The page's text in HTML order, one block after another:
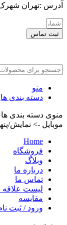
آدرس :تهران شهرک
ثبت تماس
منو
دسته بندی ها
منوی دسته بندی
موبایل -> نمایش/
Home
فروشگاه
وبلاگ
درباره ما
تماس ما
لیست علاقه
مقایسه
ورود / ثبت